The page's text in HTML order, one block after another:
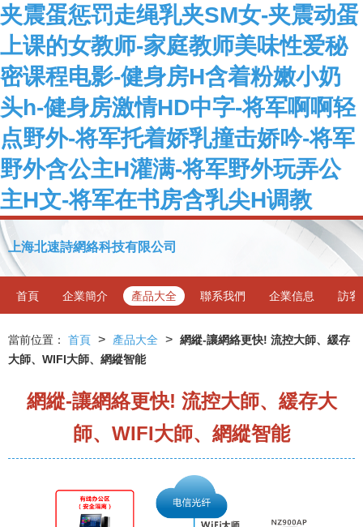
夹震蛋惩罚走绳乳夹SM女-夹震动蛋
上课的女教师-家庭教师美味性爱秘
密课程电影-健身房H含着粉嫩小奶
头h-健身房激情HD中字-将军啊啊轻
点野外-将军托着娇乳撞击娇吟-将军
野外含公主H灌满-将军野外玩弄公
主H文-将军在书房含乳尖H调教
上海北速詩網絡科技有限公司
首頁 企業簡介 產品大全 聯系我們 企業信息 訪客
當前位置： 首頁 > 產品大全 > 網縱-讓網絡更快! 流控大師、緩存
大師、WIFI大師、網縱智能
網縱-讓網絡更快! 流控大師、緩存大
師、WIFI大師、網縱智能